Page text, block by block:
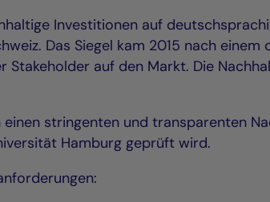
Investitionen auf
Das Siegel kam 2015 nach einem
auf den Markt. Die
stringenten und transparenten
Hamburg geprüft wird.